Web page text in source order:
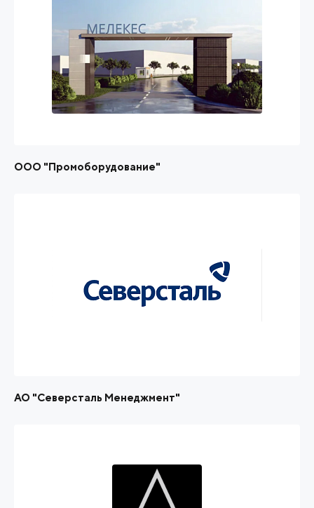
ООО "Промоборудование"
АО "Северсталь Менеджмент"